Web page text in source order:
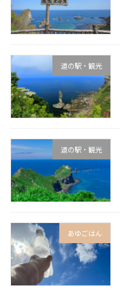
道の駅・観光
道の駅・観光
あゆごはん